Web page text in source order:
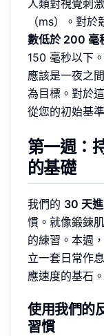
人類對視覺刺
（ms）。對
數低於 200 毫
150 毫秒以下
應該是一夜之
為目標。對於
從您的初始基
第一週：
的基礎
我們的 30 天
慣。就像鍛鍊
的練習。本週
立一套日常作
應速度的基石。
使用我們的
習慣